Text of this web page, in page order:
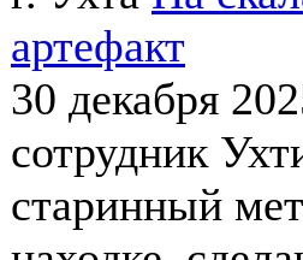
артефакт
30 декабря
сотрудник
старинный